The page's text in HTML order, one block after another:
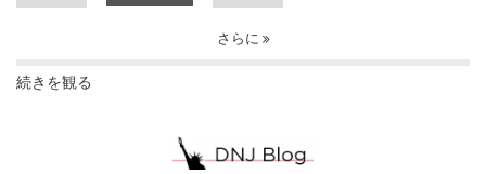
さらに
続きを観る